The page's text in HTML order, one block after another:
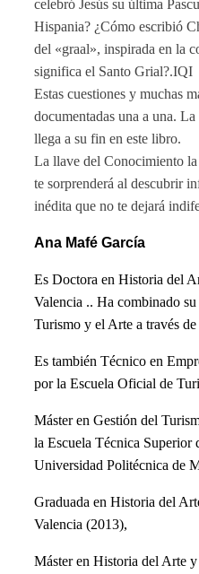
celebró Jesús su última
Hispania? ¿Cómo escribió
del «graal», inspirada en la
significa el Santo Grial?.IQI
Estas cuestiones y muchas
documentadas una a una.
llega a su fin en este libro.
La llave del Conocimiento
te sorprenderá al descubrir
inédita que no te dejará
Ana Mafé García
Es Doctora en Historia del
Valencia .. Ha combinado
Turismo y el Arte a través de
Es también Técnico en
por la Escuela Oficial de
Máster en Gestión del
la Escuela Técnica Superior
Universidad Politécnica de
Graduada en Historia del
Valencia (2013),
Máster en Historia del Arte